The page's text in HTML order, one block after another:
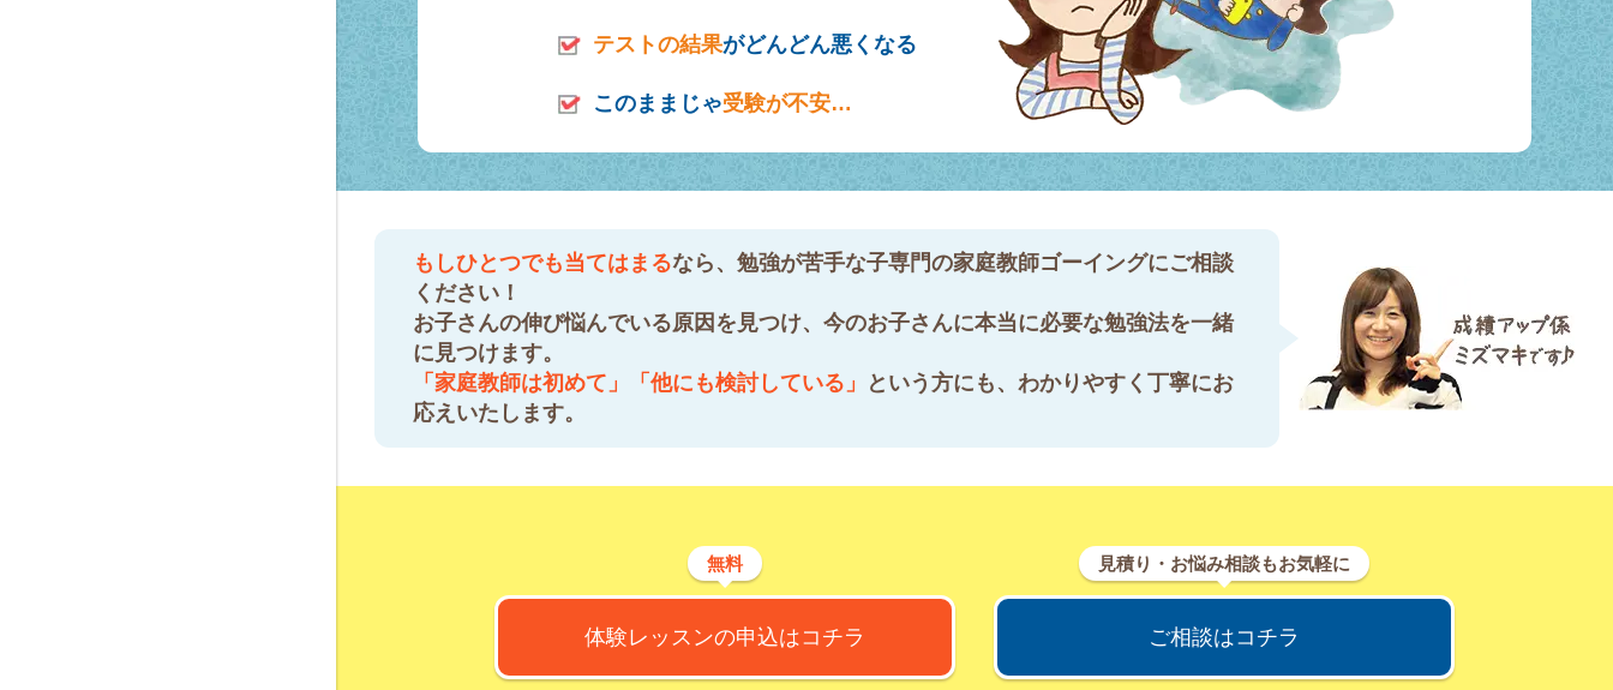
テストの結果がどんどん悪くなる
このままじゃ受験が不安…
もしひとつでも当てはまるなら、勉強が苦手な子専門の家庭教師ゴーイングにご相談
ください！
お子さんの伸び悩んでいる原因を見つけ、今のお子さんに本当に必要な勉強法を一緒
に見つけます。
「家庭教師は初めて」「他にも検討している」
という方にも、わかりやすく丁寧にお
応えいたします。
無料
体験レッスンの申込はコチラ
見積り・お悩み相談もお気軽に
ご相談はコチラ